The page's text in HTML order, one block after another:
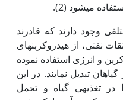
می­شود (2).
وجود دارند که قادرند
نفتی، از هیدروکربن‏های
و انرژی استفاده نموده
تبدیل نمایند. در این
تغذیه­ی گیاه و تحمل